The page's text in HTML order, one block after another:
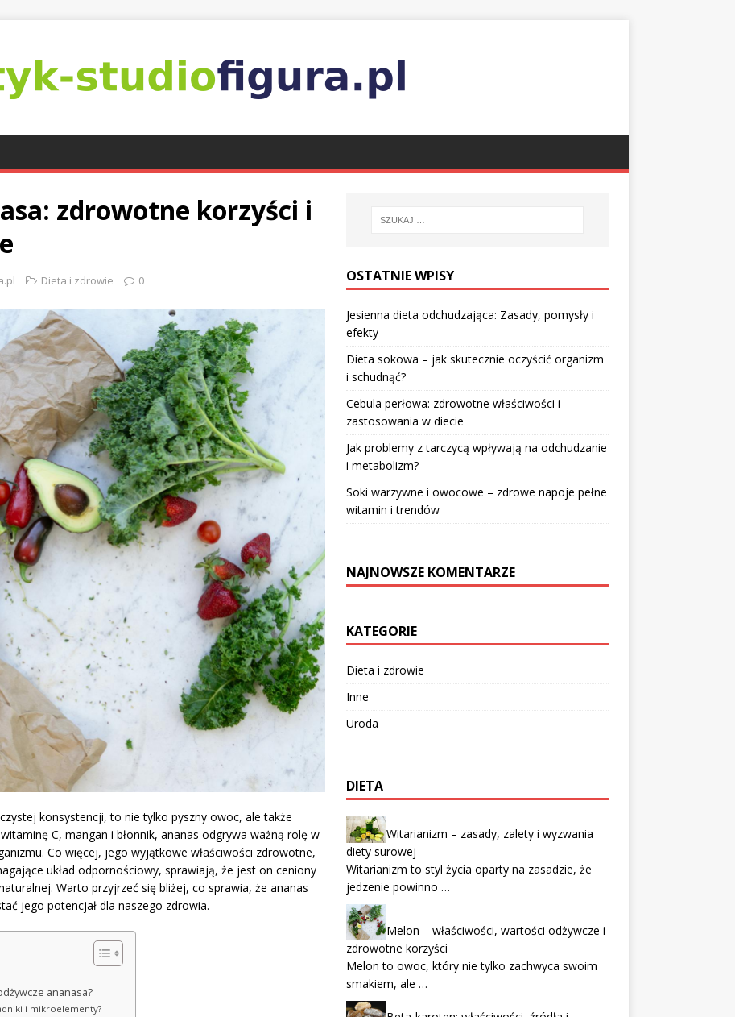
zdrowotne korzyści i
Dieta i zdrowie 0
konsystencji, to nie tylko pyszny owoc, ale także
C, mangan i błonnik, ananas odgrywa ważną rolę w
Co więcej, jego wyjątkowe właściwości zdrowotne,
układ odpornościowy, sprawiają, że jest on ceniony
Warto przyjrzeć się bliżej, co sprawia, że ananas
jego potencjał dla naszego zdrowia.
ananasa?
i mikroelementy?
OSTATNIE WPISY
Jesienna dieta odchudzająca: Zasady, pomysły i
efekty
Dieta sokowa – jak skutecznie oczyścić organizm
i schudnąć?
Cebula perłowa: zdrowotne właściwości i
zastosowania w diecie
Jak problemy z tarczycą wpływają na odchudzanie
i metabolizm?
Soki warzywne i owocowe – zdrowe napoje pełne
witamin i trendów
NAJNOWSZE KOMENTARZE
KATEGORIE
Dieta i zdrowie
Inne
Uroda
DIETA
Witarianizm – zasady, zalety i wyzwania
diety surowej
Witarianizm to styl życia oparty na zasadzie, że
jedzenie powinno …
Melon – właściwości, wartości odżywcze i
zdrowotne korzyści
Melon to owoc, który nie tylko zachwyca swoim
smakiem, ale …